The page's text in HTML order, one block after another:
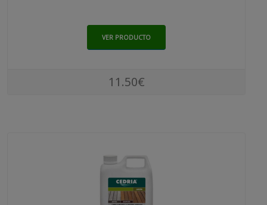
VER PRODUCTO
11.50€